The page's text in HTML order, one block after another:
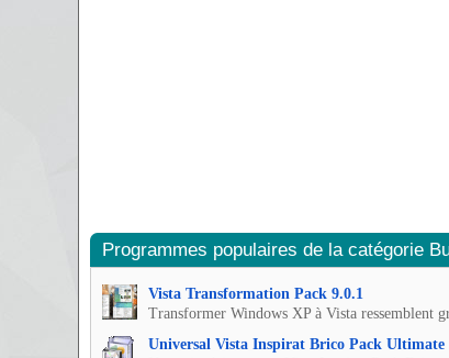
Programmes populaires de la catégorie
Vista Transformation Pack 9.0.1
Transformer Windows XP à Vista ressemblent
Universal Vista Inspirat Brico Pack Ultimate